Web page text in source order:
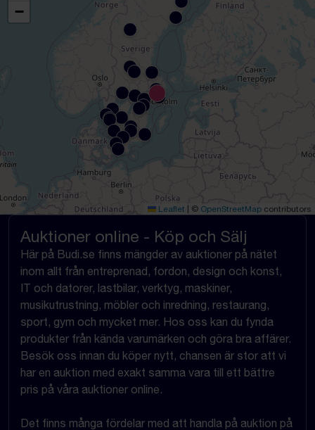
−
Leaflet | © OpenStreetMap contributors
Auktioner online - Köp och Sälj
Här på Budi.se finns mängder av auktioner på nätet
inom allt från entreprenad, fordon, design och konst,
IT och datorer, lastbilar, verktyg, maskiner,
musikutrustning, möbler och inredning, restaurang,
sport, gym och mycket mer. Hos oss kan du fynda
produkter från kända varumärken och göra bra affärer.
Besök oss innan du köper nytt, chansen är stor att vi
har en auktion med exakt samma vara till ett bättre
pris på våra auktioner online.
Det finns många fördelar med att handla på auktion på